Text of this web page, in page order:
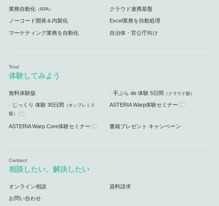
業務自動化（RPA） クラウド連携基盤
ノーコード開発＆内製化 Excel業務を自動処理
マーケティング業務を自動化 自治体・官公庁向け
体験してみよう
無料体験版 手ぶら de 体験 5日間 （クラウド版）
じっくり 体験 30日間 （オンプレミス
版）
ASTERIA Warp体験セミナー
ASTERIA Warp Core体験セミナー 書籍プレゼント キャンペーン
相談したい、解決したい
オンライン相談 資料請求
お問い合わせ